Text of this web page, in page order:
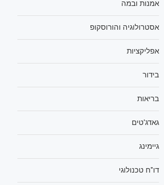
אמנות ובמה
אסטרולוגיה והורוסקופ
אפליקציות
בידור
בריאות
גאדג'טים
גיימינג
דו"ח טכנולוגי